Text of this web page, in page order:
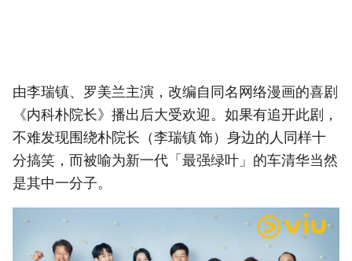
由李瑞镇、罗美兰主演，改编自同名网络漫画的喜剧
《内科朴院长》播出后大受欢迎。如果有追开此剧，
不难发现围绕朴院长（李瑞镇 饰）身边的人同样十
分搞笑，而被喻为新一代「最强绿叶」的车清华当然
是其中一分子。